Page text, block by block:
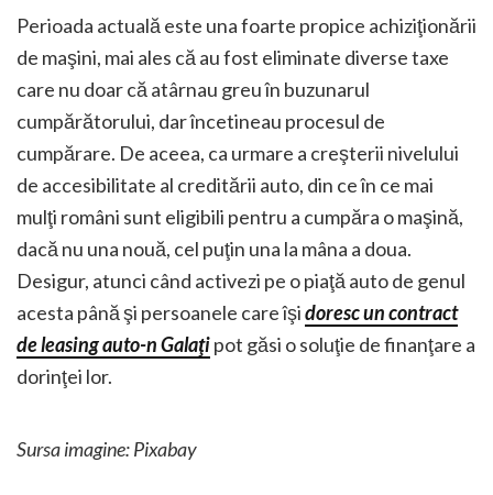
Perioada actuală este una foarte propice achiziţionării
de maşini, mai ales că au fost eliminate diverse taxe
care nu doar că atârnau greu în buzunarul
cumpărătorului, dar încetineau procesul de
cumpărare. De aceea, ca urmare a creşterii nivelului
de accesibilitate al creditării auto, din ce în ce mai
mulţi români sunt eligibili pentru a cumpăra o maşină,
dacă nu una nouă, cel puţin una la mâna a doua.
Desigur, atunci când activezi pe o piaţă auto de genul
acesta până şi persoanele care îşidoresc un contract
de leasing auto-n Galaţipot găsi o soluţie de finanţare a
dorinţei lor.
Sursa imagine: Pixabay